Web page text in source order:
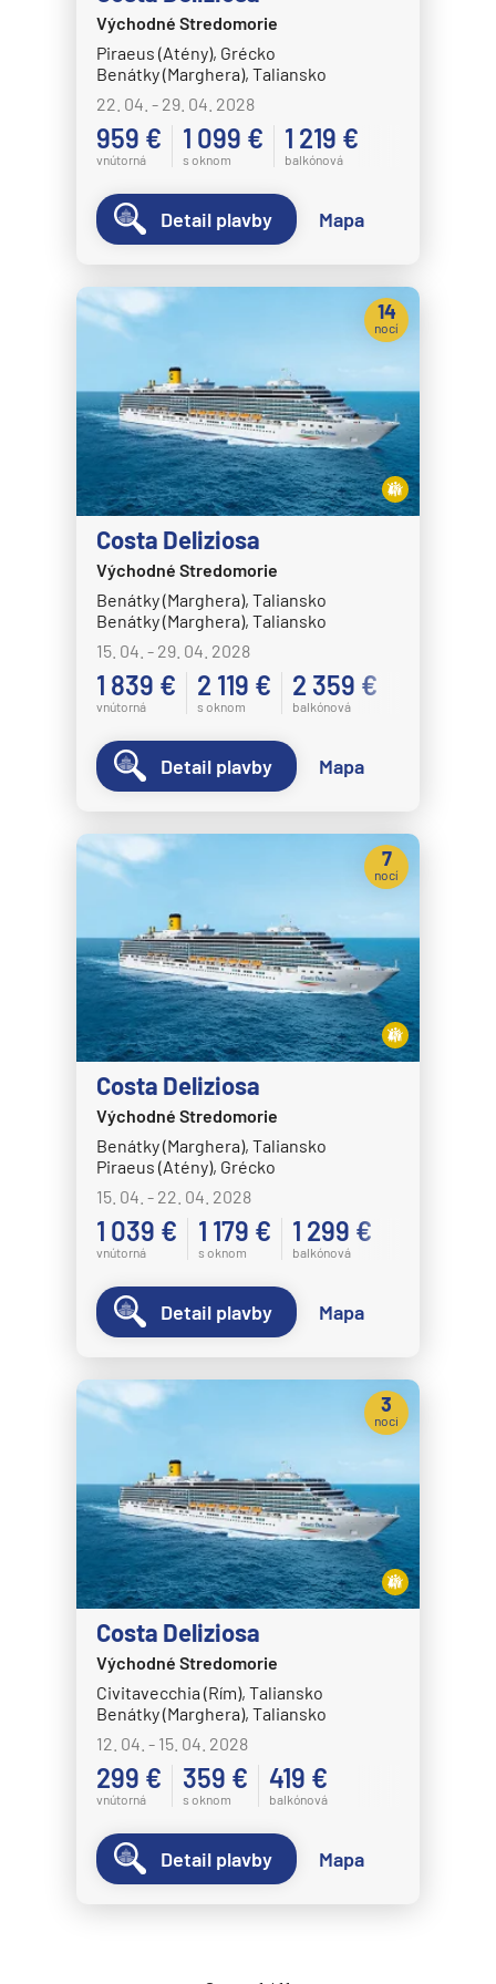
MS Nordnorge
MS Nordstjernen
MS Otto Sverdrup
MS Polarlys
MS Richard With
MS Trollfjord
MS Vesteralen
MSC Armonia
MSC Divina
MSC Euribia
MSC Fantasia
MSC Grandiosa
MSC Lirica
MSC Magnifica
MSC Meraviglia
MSC Musica
MSC Opera
MSC Poesia
MSC Preziosa
MSC Seascape
MSC Seashore
MSC Seaside
MSC Seaview
MSC Sinfonia
MSC Splendida
MSC Virtuosa
MSC World America
MSC World Asia
MSC World Atlantic
MSC World Europa
Norwegian Cruise Line
Norwegian Aqua
Norwegian Aura
Norwegian Breakaway
Norwegian Encore
Norwegian Epic
Norwegian Escape
Norwegian Gem
Norwegian Getaway
Norwegian Jade
Norwegian Jewel
Norwegian Joy
Norwegian Luna
Norwegian Pearl
Norwegian Prima
Norwegian Sky
Východné Stredomorie
Piraeus (Atény), Grécko
Benátky (Marghera), Taliansko
22. 04. - 29. 04. 2028
959 €
vnútorná
1 099 €
s oknom
1 219 €
balkónová
Detail plavby Mapa
Costa Deliziosa
Východné Stredomorie
Benátky (Marghera), Taliansko
Benátky (Marghera), Taliansko
15. 04. - 29. 04. 2028
1 839 €
vnútorná
2 119 €
s oknom
2 359 €
balkónová
14
nocí
Detail plavby Mapa
Costa Deliziosa
Východné Stredomorie
Benátky (Marghera), Taliansko
Piraeus (Atény), Grécko
15. 04. - 22. 04. 2028
1 039 €
vnútorná
1 179 €
s oknom
1 299 €
balkónová
7
nocí
Detail plavby Mapa
Costa Deliziosa
Východné Stredomorie
Civitavecchia (Rím), Taliansko
Benátky (Marghera), Taliansko
12. 04. - 15. 04. 2028
299 €
vnútorná
359 €
s oknom
419 €
balkónová
3
noci
Detail plavby Mapa